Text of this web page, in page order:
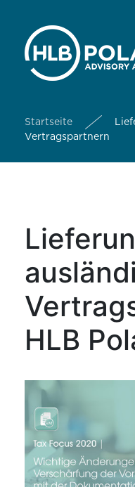
Startseite
Vertragspartnern
HLB